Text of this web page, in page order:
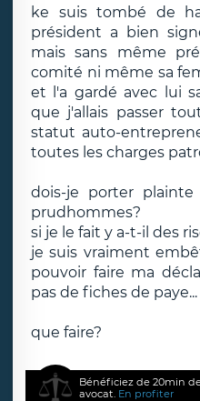
ke suis tombé de
président a bien
mais sans même
comité ni même sa
et l'a gardé avec lui
que j'allais passer
statut auto-
toutes les charges
dois-je porter
prudhommes?
si je le fait y a-t-il des
je suis vraiment
pouvoir faire ma
pas de fiches de paye...
que faire?
Bénéficiez de 20min
avocat. En profiter